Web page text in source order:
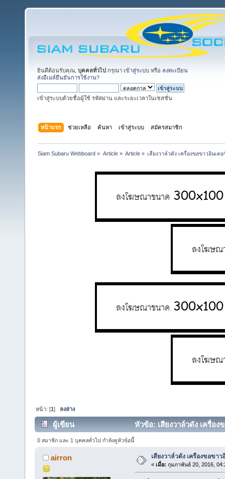
ยินดีต้อนรับคุณ, บุคคลทั่วไป กรุณา เข้าสู่ระบบ หรือ ลงทะเบียน
ส่งอีเมล์ยืนยันการใช้งาน?
เข้าสู่ระบบด้วยชื่อผู้ใช้ รหัสผ่าน และระยะเวลาในเซสชั่น
หน้าแรก ช่วยเหลือ ค้นหา เข้าสู่ระบบ สมัครสมาชิก
Siam Subaru Webboard » Article» Article» เสียงวาล์วดัง เครื่องขอขาวอินเตอ
หน้า: [1] ลงล่าง
ผู้เขียน หัวข้อ: เสียงวาล์วดัง เครื่อง
0 สมาชิก และ 1 บุคคลทั่วไป กำลังดูหัวข้อนี้
airron เสียงวาล์วดัง เครื่องขอขาว
« เมื่อ: กุมภาพันธ์ 20, 2016,